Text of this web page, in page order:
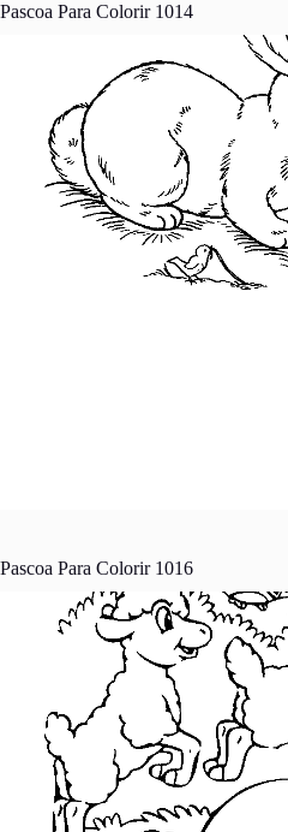
Pascoa Para Colorir 1014
Pascoa Para Colorir 1016